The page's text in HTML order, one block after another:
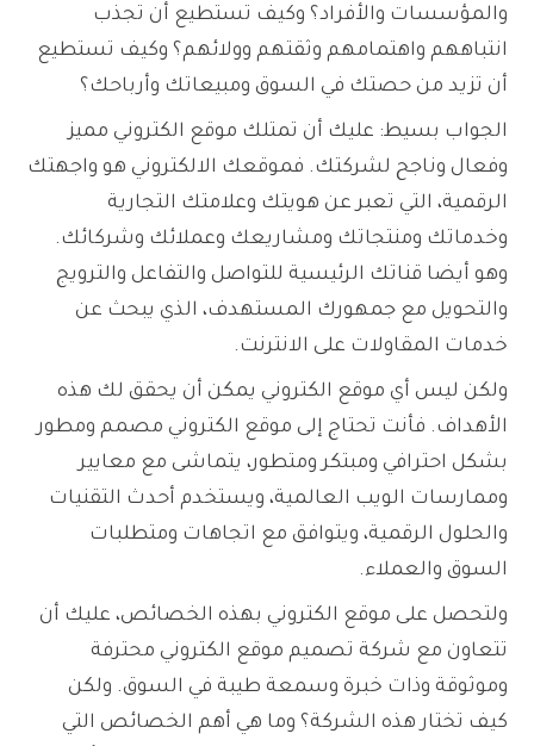
والمؤسسات والأفراد؟ وكيف تستطيع أن تجذب
انتباههم واهتمامهم وثقتهم وولائهم؟ وكيف تستطيع
أن تزيد من حصتك في السوق ومبيعاتك وأرباحك؟
الجواب بسيط: عليك أن تمتلك موقع الكتروني مميز
وفعال وناجح لشركتك. فموقعك الالكتروني هو واجهتك
الرقمية، التي تعبر عن هويتك وعلامتك التجارية
وخدماتك ومنتجاتك ومشاريعك وعملائك وشركائك.
وهو أيضا قناتك الرئيسية للتواصل والتفاعل والترويج
والتحويل مع جمهورك المستهدف، الذي يبحث عن
خدمات المقاولات على الانترنت.
ولكن ليس أي موقع الكتروني يمكن أن يحقق لك هذه
الأهداف. فأنت تحتاج إلى موقع الكتروني مصمم ومطور
بشكل احترافي ومبتكر ومتطور، يتماشى مع معايير
وممارسات الويب العالمية، ويستخدم أحدث التقنيات
والحلول الرقمية، ويتوافق مع اتجاهات ومتطلبات
السوق والعملاء.
ولتحصل على موقع الكتروني بهذه الخصائص، عليك أن
تتعاون مع شركة تصميم موقع الكتروني محترفة
وموثوقة وذات خبرة وسمعة طيبة في السوق. ولكن
كيف تختار هذه الشركة؟ وما هي أهم الخصائص التي